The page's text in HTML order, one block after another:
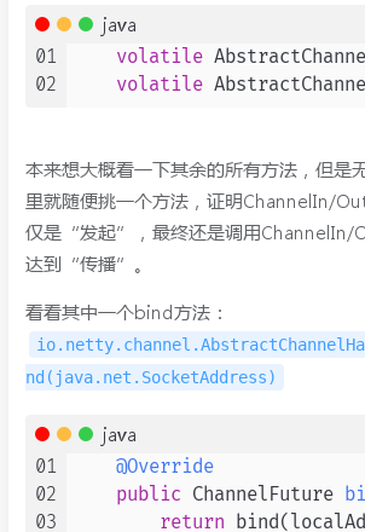
java
01
02
volatile
volatile
本来想大概看一下其余的所有方法，但是
里就随便挑一个方法，证明ChannelIn/
仅是“发起”，最终还是调用
达到“传播”。
看看其中一个bind方法：
nd(java.net.SocketAddress)
java
01
02
03
@Override
public ChannelFuture
return